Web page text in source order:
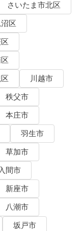
さいたま市北区
区
川越市
秩父市
本庄市
羽生市
草加市
間市
新座市
八潮市
坂戸市